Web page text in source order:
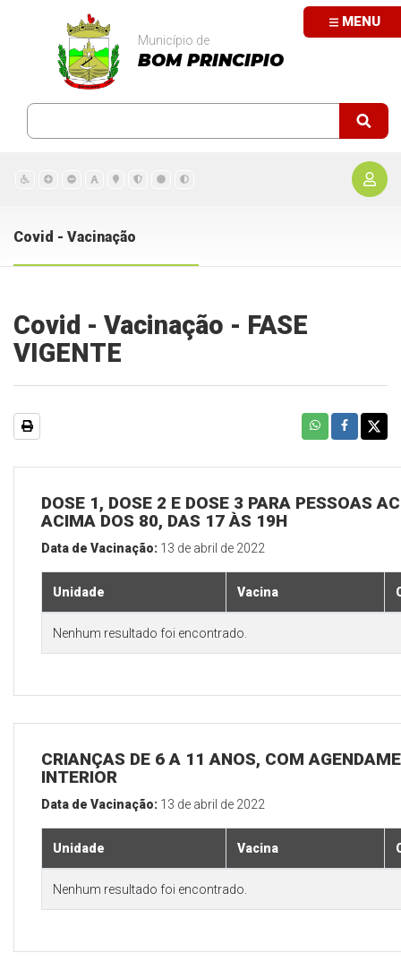
MENU
Município de
BOM PRINCIPIO
Covid - Vacinação
Covid - Vacinação - FASE
VIGENTE
DOSE 1, DOSE 2 E DOSE 3 PARA PESSOAS
ACIMA DOS 80, DAS 17 ÀS 19H
Data de Vacinação: 13 de abril de 2022
Unidade Vacina
Nenhum resultado foi encontrado.
CRIANÇAS DE 6 A 11 ANOS, COM
INTERIOR
Data de Vacinação: 13 de abril de 2022
Unidade Vacina
Nenhum resultado foi encontrado.